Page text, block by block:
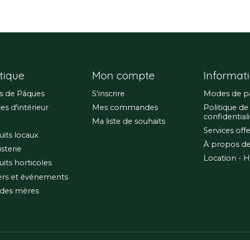
de Pâques
d'intérieur
locaux
horticoles
et événements
mères
Mon compte
S'inscrire
Mes commandes
Ma liste de souhaits
Modes de
Politique de
Services
À propos
Location -